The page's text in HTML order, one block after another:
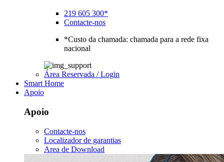
219 605 300*
Contacte-nos
*Custo da chamada: chamada para a rede fixa
nacional
Área Reservada / Login
Smart Home
Apoio
Apoio
Contacte-nos
Localizador de garantias
Area de Download